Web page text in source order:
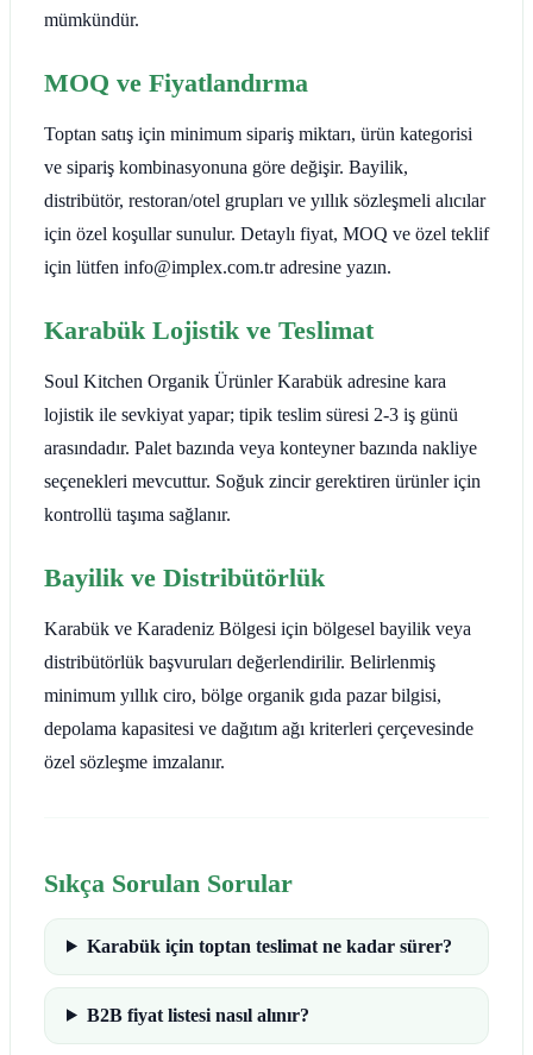
mümkündür.
MOQ ve Fiyatlandırma
Toptan satış için minimum sipariş miktarı, ürün kategorisi
ve sipariş kombinasyonuna göre değişir. Bayilik,
distribütör, restoran/otel grupları ve yıllık sözleşmeli alıcılar
için özel koşullar sunulur. Detaylı fiyat, MOQ ve özel teklif
için lütfen info@implex.com.tr adresine yazın.
Karabük Lojistik ve Teslimat
Soul Kitchen Organik Ürünler Karabük adresine kara
lojistik ile sevkiyat yapar; tipik teslim süresi 2-3 iş günü
arasındadır. Palet bazında veya konteyner bazında nakliye
seçenekleri mevcuttur. Soğuk zincir gerektiren ürünler için
kontrollü taşıma sağlanır.
Bayilik ve Distribütörlük
Karabük ve Karadeniz Bölgesi için bölgesel bayilik veya
distribütörlük başvuruları değerlendirilir. Belirlenmiş
minimum yıllık ciro, bölge organik gıda pazar bilgisi,
depolama kapasitesi ve dağıtım ağı kriterleri çerçevesinde
özel sözleşme imzalanır.
Sıkça Sorulan Sorular
Karabük için toptan teslimat ne kadar sürer?
B2B fiyat listesi nasıl alınır?